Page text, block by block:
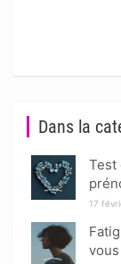
Dans la
Test
17